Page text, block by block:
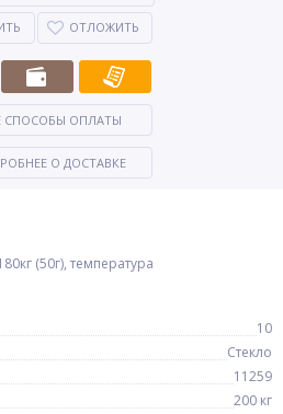
(50г), температура
ОТЛОЖИТЬ
СПОСОБЫ ОПЛАТЫ
О ДОСТАВКЕ
10
Стекло
11259
200 кг